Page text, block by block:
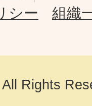
シー
組織
Rights